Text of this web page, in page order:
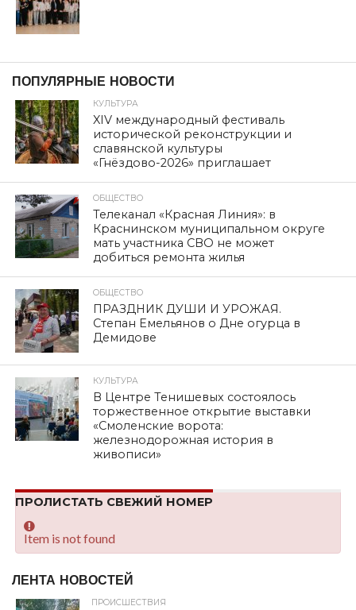
ПОПУЛЯРНЫЕ НОВОСТИ
КУЛЬТУРА
XIV международный фестиваль
исторической реконструкции и
славянской культуры
«Гнёздово-2026» приглашает
ОБЩЕСТВО
Телеканал «Красная Линия»: в
Краснинском муниципальном округе
мать участника СВО не может
добиться ремонта жилья
ОБЩЕСТВО
ПРАЗДНИК ДУШИ И УРОЖАЯ.
Степан Емельянов о Дне огурца в
Демидове
КУЛЬТУРА
В Центре Тенишевых состоялось
торжественное открытие выставки
«Смоленские ворота:
железнодорожная история в
живописи»
ПРОЛИСТАТЬ СВЕЖИЙ НОМЕР
Item is not found
ЛЕНТА НОВОСТЕЙ
ПРОИСШЕСТВИЯ